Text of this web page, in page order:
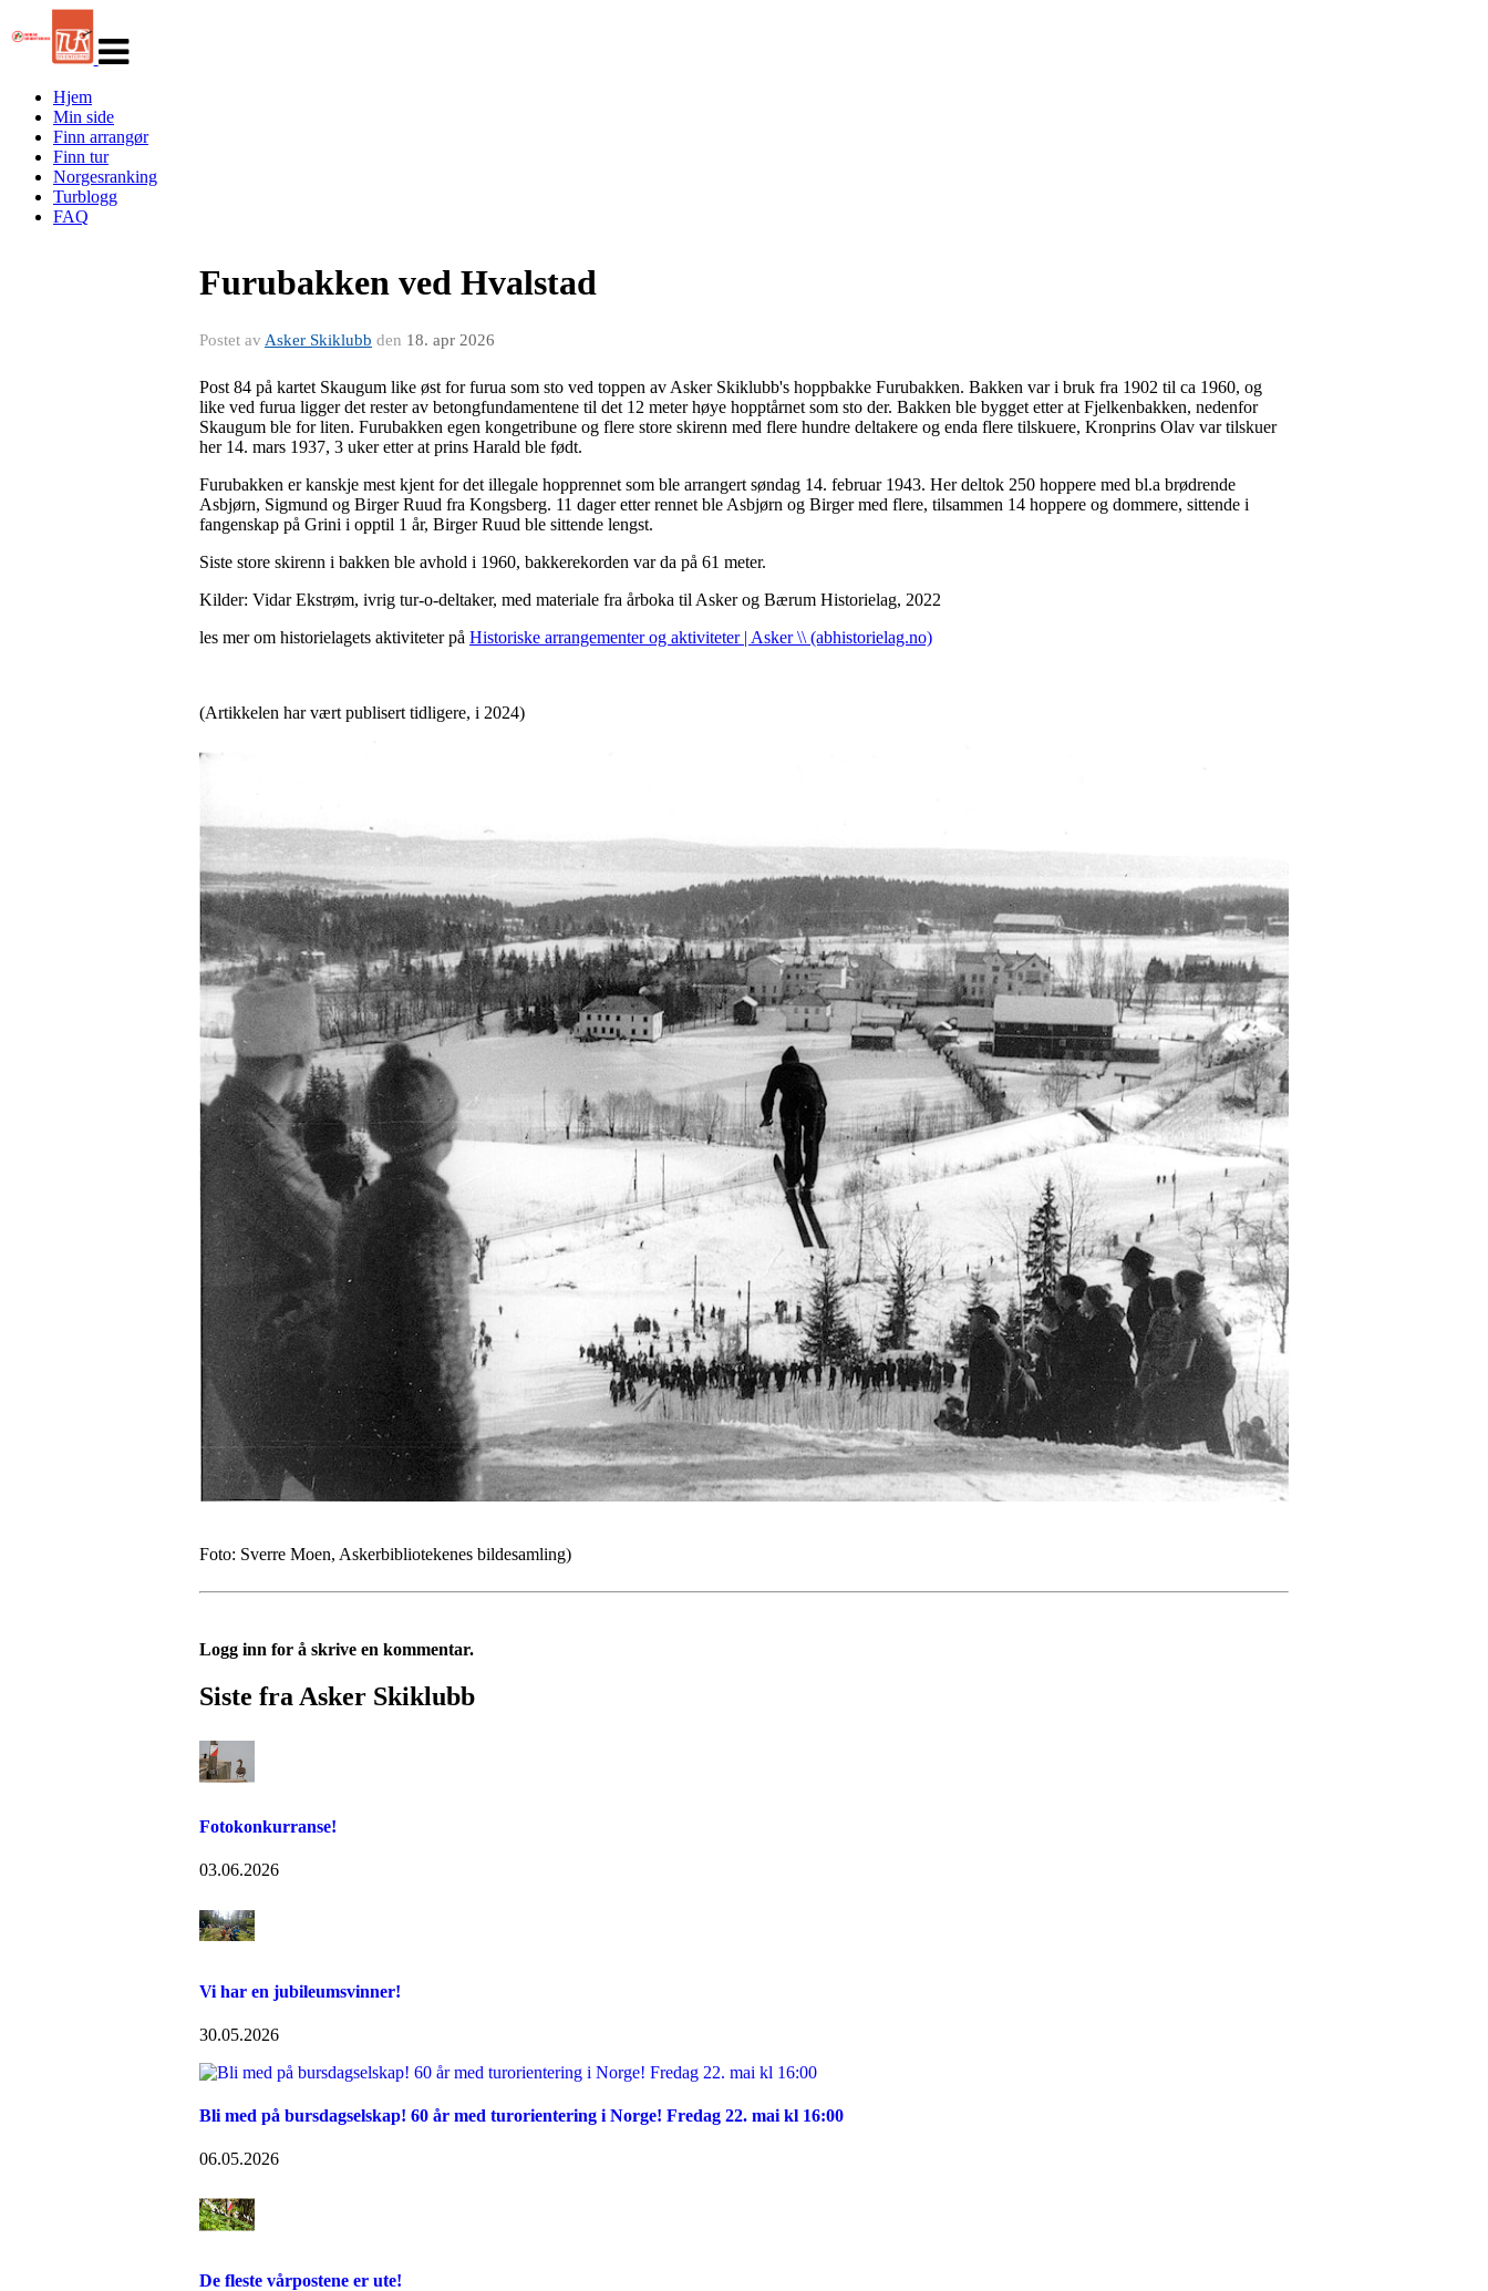
navigasjon
Hjem
Min side
Finn arrangør
Finn tur
Norgesranking
Turblogg
FAQ
Furubakken ved Hvalstad
Postet av Asker Skiklubb den 18. apr 2026
Post 84 på kartet Skaugum like øst for furua som sto ved toppen av Asker Skiklubb's hoppbakke Furubakken. Bakken var i bruk fra 1902 til ca 1960, og
like ved furua ligger det rester av betongfundamentene til det 12 meter høye hopptårnet som sto der. Bakken ble bygget etter at Fjelkenbakken, nedenfor
Skaugum ble for liten. Furubakken egen kongetribune og flere store skirenn med flere hundre deltakere og enda flere tilskuere, Kronprins Olav var tilskuer
her 14. mars 1937, 3 uker etter at prins Harald ble født.
Furubakken er kanskje mest kjent for det illegale hopprennet som ble arrangert søndag 14. februar 1943. Her deltok 250 hoppere med bl.a brødrende
Asbjørn, Sigmund og Birger Ruud fra Kongsberg. 11 dager etter rennet ble Asbjørn og Birger med flere, tilsammen 14 hoppere og dommere, sittende i
fangenskap på Grini i opptil 1 år, Birger Ruud ble sittende lengst.
Siste store skirenn i bakken ble avhold i 1960, bakkerekorden var da på 61 meter.
Kilder: Vidar Ekstrøm, ivrig tur-o-deltaker, med materiale fra årboka til Asker og Bærum Historielag, 2022
les mer om historielagets aktiviteter på Historiske arrangementer og aktiviteter | Asker \\ (abhistorielag.no)
(Artikkelen har vært publisert tidligere, i 2024)
Foto: Sverre Moen, Askerbibliotekenes bildesamling)
Logg inn for å skrive en kommentar.
Siste fra Asker Skiklubb
Fotokonkurranse!
03.06.2026
Vi har en jubileumsvinner!
30.05.2026
Bli med på bursdagselskap! 60 år med turorientering i Norge! Fredag 22. mai kl 16:00
06.05.2026
De fleste vårpostene er ute!